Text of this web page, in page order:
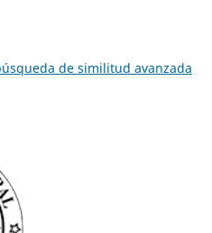
de similitud avanzada